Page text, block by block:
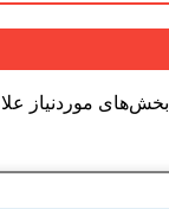
بخش‌های موردنیاز